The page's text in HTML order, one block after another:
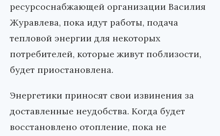
ресурсоснабжающей организации Василия
Журавлева, пока идут работы, подача
тепловой энергии для некоторых
потребителей, которые живут поблизости,
будет приостановлена.
Энергетики приносят свои извинения за
доставленные неудобства. Когда будет
восстановлено отопление, пока не